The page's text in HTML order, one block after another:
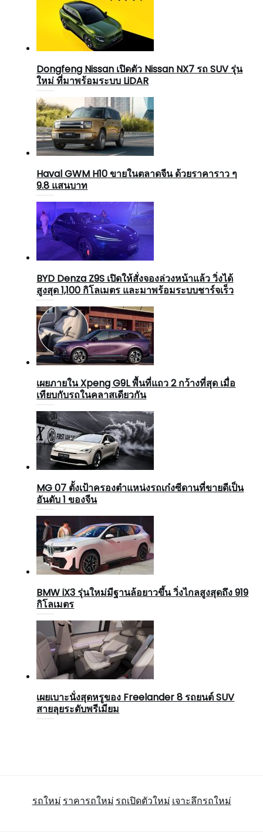
Dongfeng Nissan เปิดตัว Nissan NX7 รถ SUV รุ่น
ใหม่ ที่มาพร้อมระบบ LiDAR
Haval GWM H10 ขายในตลาดจีน ด้วยราคาราว ๆ
9.8 แสนบาท
BYD Denza Z9S เปิดให้สั่งจองล่วงหน้าแล้ว วิ่งได้
สูงสุด 1,100 กิโลเมตร และมาพร้อมระบบชาร์จเร็ว
เผยภายใน Xpeng G9L พื้นที่แถว 2 กว้างที่สุด เมื่อ
เทียบกับรถในคลาสเดียวกัน
MG 07 ตั้งเป้าครองตำแหน่งรถเก๋งซีดานที่ขายดีเป็น
อันดับ 1 ของจีน
BMW iX3 รุ่นใหม่มีฐานล้อยาวขึ้น วิ่งไกลสูงสุดถึง 919
กิโลเมตร
เผยเบาะนั่งสุดหรูของ Freelander 8 รถยนต์ SUV
สายลุยระดับพรีเมียม
รถใหม่ ราคารถใหม่ รถเปิดตัวใหม่ เจาะลึกรถใหม่